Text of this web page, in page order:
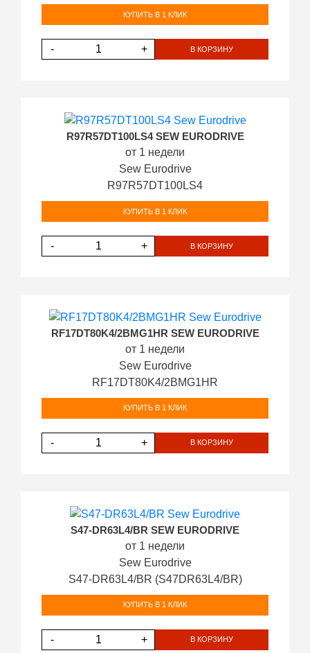
КУПИТЬ В 1 КЛИК
- + В КОРЗИНУ
R97R57DT100LS4 SEW EURODRIVE
от 1 недели
Sew Eurodrive
R97R57DT100LS4
КУПИТЬ В 1 КЛИК
- + В КОРЗИНУ
RF17DT80K4/2BMG1HR SEW EURODRIVE
от 1 недели
Sew Eurodrive
RF17DT80K4/2BMG1HR
КУПИТЬ В 1 КЛИК
- + В КОРЗИНУ
S47-DR63L4/BR SEW EURODRIVE
от 1 недели
Sew Eurodrive
S47-DR63L4/BR (S47DR63L4/BR)
КУПИТЬ В 1 КЛИК
- + В КОРЗИНУ